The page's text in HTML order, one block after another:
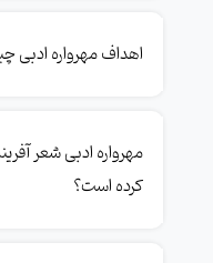
اهداف مهرواره ادبی
مهرواره ادبی شعر
کرده است؟